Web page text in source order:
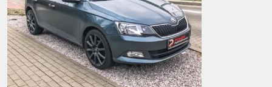
Land Rover
Mazda
Mercedes